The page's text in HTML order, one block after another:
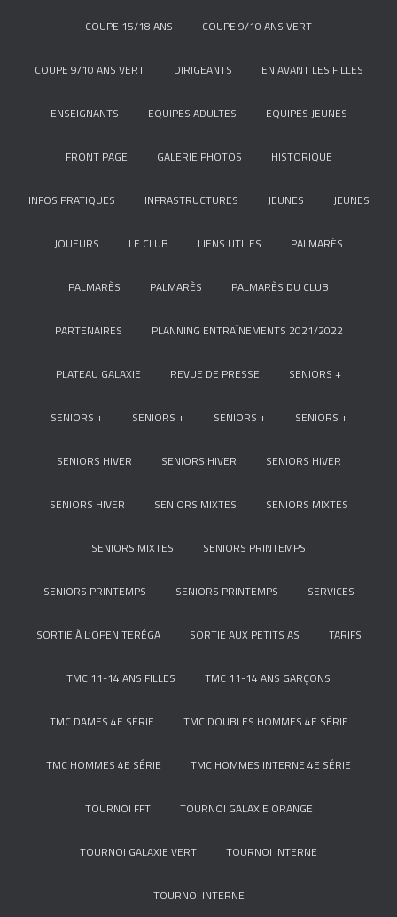
COUPE 15/18 ANS COUPE 9/10 ANS VERT
COUPE 9/10 ANS VERT DIRIGEANTS EN AVANT LES FILLES
ENSEIGNANTS EQUIPES ADULTES EQUIPES JEUNES
FRONT PAGE GALERIE PHOTOS HISTORIQUE
INFOS PRATIQUES INFRASTRUCTURES JEUNES JEUNES
JOUEURS LE CLUB LIENS UTILES PALMARÈS
PALMARÈS PALMARÈS PALMARÈS DU CLUB
PARTENAIRES PLANNING ENTRAÎNEMENTS 2021/2022
PLATEAU GALAXIE REVUE DE PRESSE SENIORS +
SENIORS + SENIORS + SENIORS + SENIORS +
SENIORS HIVER SENIORS HIVER SENIORS HIVER
SENIORS HIVER SENIORS MIXTES SENIORS MIXTES
SENIORS MIXTES SENIORS PRINTEMPS
SENIORS PRINTEMPS SENIORS PRINTEMPS SERVICES
SORTIE À L’OPEN TERÉGA SORTIE AUX PETITS AS TARIFS
TMC 11-14 ANS FILLES TMC 11-14 ANS GARÇONS
TMC DAMES 4E SÉRIE TMC DOUBLES HOMMES 4E SÉRIE
TMC HOMMES 4E SÉRIE TMC HOMMES INTERNE 4E SÉRIE
TOURNOI FFT TOURNOI GALAXIE ORANGE
TOURNOI GALAXIE VERT TOURNOI INTERNE
TOURNOI INTERNE